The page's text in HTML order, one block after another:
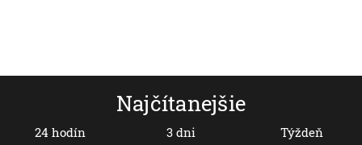
Najčítanejšie
24 hodín 3 dni Týždeň